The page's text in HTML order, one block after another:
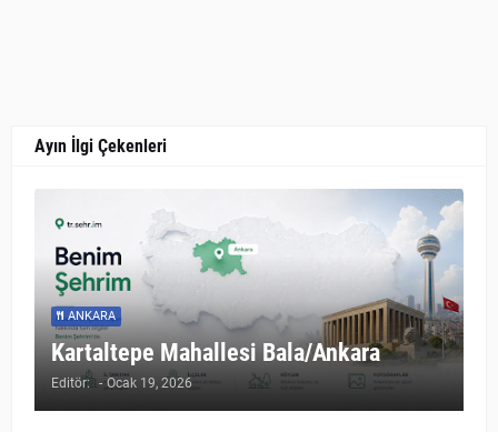
Ayın İlgi Çekenleri
ANKARA
Kartaltepe Mahallesi Bala/Ankara
Editör: - Ocak 19, 2026